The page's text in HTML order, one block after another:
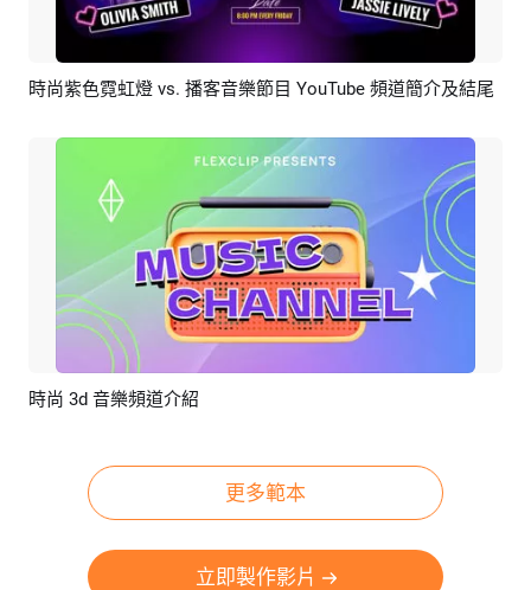
預覽 AI剪同款
時尚紫色霓虹燈 vs. 播客音樂節目 YouTube 頻道簡介及結尾
預覽
時尚 3d 音樂頻道介紹
更多範本
立即製作影片